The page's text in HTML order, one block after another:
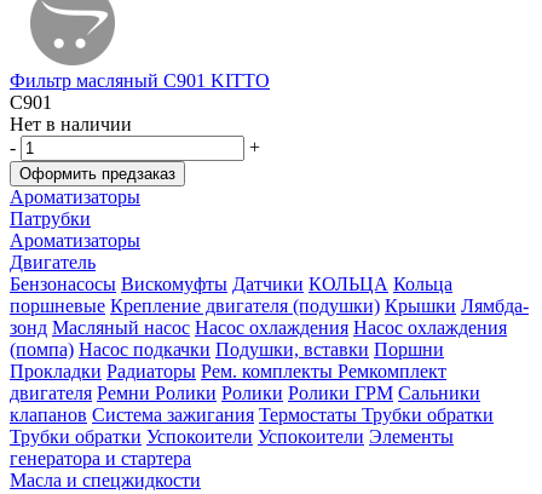
Фильтр масляный C901 KITTO
C901
Нет в наличии
-
+
Ароматизаторы
Патрубки
Ароматизаторы
Двигатель
Бензонасосы Вискомуфты Датчики КОЛЬЦА Кольца
поршневые Крепление двигателя (подушки) Крышки Лямбда-
зонд Масляный насос Насос охлаждения Насос охлаждения
(помпа) Насос подкачки Подушки, вставки Поршни
Прокладки Радиаторы Рем. комплекты Ремкомплект
двигателя Ремни Ролики Ролики Ролики ГРМ Сальники
клапанов Система зажигания Термостаты Трубки обратки
Трубки обратки Успокоители Успокоители Элементы
генератора и стартера
Масла и спецжидкости